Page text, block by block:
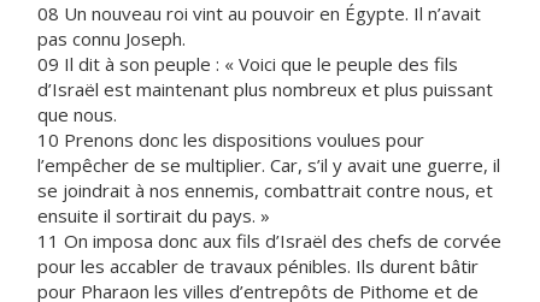
08 Un nouveau roi vint au pouvoir en Égypte. Il n’avait
pas connu Joseph.
09 Il dit à son peuple : « Voici que le peuple des fils
d’Israël est maintenant plus nombreux et plus puissant
que nous.
10 Prenons donc les dispositions voulues pour
l’empêcher de se multiplier. Car, s’il y avait une guerre, il
se joindrait à nos ennemis, combattrait contre nous, et
ensuite il sortirait du pays. »
11 On imposa donc aux fils d’Israël des chefs de corvée
pour les accabler de travaux pénibles. Ils durent bâtir
pour Pharaon les villes d’entrepôts de Pithome et de